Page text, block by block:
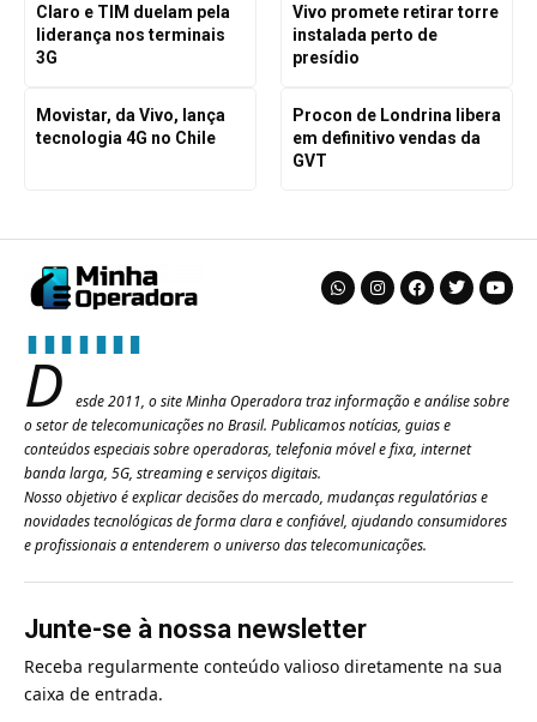
Claro e TIM duelam pela
liderança nos terminais
3G
Vivo promete retirar torre
instalada perto de
presídio
Movistar, da Vivo, lança
tecnologia 4G no Chile
Procon de Londrina libera
em definitivo vendas da
GVT
D
esde 2011, o site Minha Operadora traz informação e análise sobre
o setor de telecomunicações no Brasil. Publicamos notícias, guias e
conteúdos especiais sobre operadoras, telefonia móvel e fixa, internet
banda larga, 5G, streaming e serviços digitais.
Nosso objetivo é explicar decisões do mercado, mudanças regulatórias e
novidades tecnológicas de forma clara e confiável, ajudando consumidores
e profissionais a entenderem o universo das telecomunicações.
Junte-se à nossa newsletter
Receba regularmente conteúdo valioso diretamente na sua
caixa de entrada.